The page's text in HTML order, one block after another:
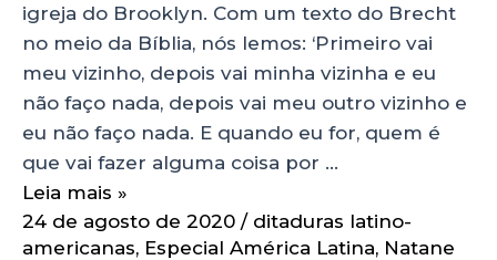
igreja do Brooklyn. Com um texto do Brecht
no meio da Bíblia, nós lemos: ‘Primeiro vai
meu vizinho, depois vai minha vizinha e eu
não faço nada, depois vai meu outro vizinho e
eu não faço nada. E quando eu for, quem é
que vai fazer alguma coisa por …
Leia mais »
24 de agosto de 2020 / ditaduras latino-
americanas, Especial América Latina, Natane